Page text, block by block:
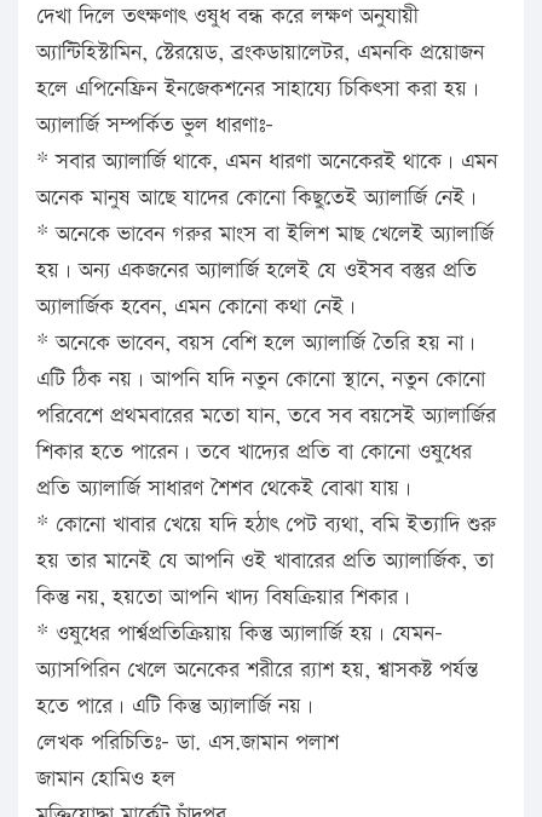
দেখা দিলে তৎক্ষণাৎ ওষুধ বন্ধ করে লক্ষণ অনুযায়ী
অ্যান্টিহিস্টামিন, স্টেরয়েড, ব্রংকডায়ালেটর, এমনকি প্রয়োজন
হলে এপিনেফ্রিন ইনজেকশনের সাহায্যে চিকিৎসা করা হয়।
অ্যালার্জি সম্পর্কিত ভুল ধারণাঃ-
* সবার অ্যালার্জি থাকে, এমন ধারণা অনেকেরই থাকে। এমন
অনেক মানুষ আছে যাদের কোনো কিছুতেই অ্যালার্জি নেই।
* অনেকে ভাবেন গরুর মাংস বা ইলিশ মাছ খেলেই অ্যালার্জি
হয়। অন্য একজনের অ্যালার্জি হলেই যে ওইসব বস্তুর প্রতি
অ্যালার্জিক হবেন, এমন কোনো কথা নেই।
* অনেকে ভাবেন, বয়স বেশি হলে অ্যালার্জি তৈরি হয় না।
এটি ঠিক নয়। আপনি যদি নতুন কোনো স্থানে, নতুন কোনো
পরিবেশে প্রথমবারের মতো যান, তবে সব বয়সেই অ্যালার্জির
শিকার হতে পারেন। তবে খাদ্যের প্রতি বা কোনো ওষুধের
প্রতি অ্যালার্জি সাধারণ শৈশব থেকেই বোঝা যায়।
* কোনো খাবার খেয়ে যদি হঠাৎ পেট ব্যথা, বমি ইত্যাদি শুরু
হয় তার মানেই যে আপনি ওই খাবারের প্রতি অ্যালার্জিক, তা
কিন্তু নয়, হয়তো আপনি খাদ্য বিষক্রিয়ার শিকার।
* ওষুধের পার্শ্বপ্রতিক্রিয়ায় কিন্তু অ্যালার্জি হয়। যেমন-
অ্যাসপিরিন খেলে অনেকের শরীরে র‌্যাশ হয়, শ্বাসকষ্ট পর্যন্ত
হতে পারে। এটি কিন্তু অ্যালার্জি নয়।
লেখক পরিচিতিঃ- ডা. এস.জামান পলাশ
জামান হোমিও হল